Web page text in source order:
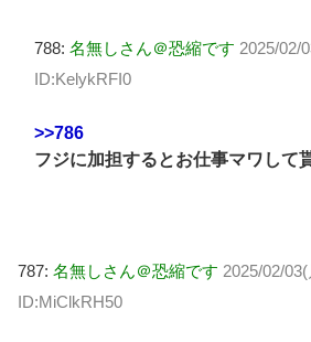
788: 名無しさん＠恐縮です 2025/02/
ID:KelykRFI0
>>786
フジに加担するとお仕事マワして
787: 名無しさん＠恐縮です 2025/02/
ID:MiClkRH50